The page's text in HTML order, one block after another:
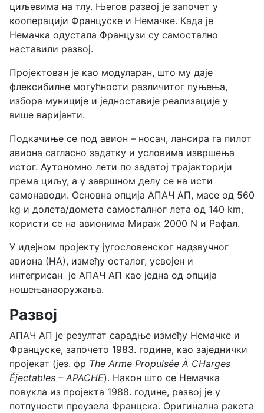
циљевима на тлу. Његов развој је започет у
кооперацији Француске и Немачке. Када је
Немачка одустала Французи су самостално
наставили развој.
Пројектован је као модуларан, што му даје
флексибилне могућности различитог пуњења,
избора муниције и једноставије реализације у
више варијанти.
Подкачиње се под авион – носач, лансира га пилот
авиона сагласно задатку и условима извршења
истог. Аутономно лети по задатој трајакторији
према циљу, а у завршном делу се на исти
самонаводи. Основна опција АПАЧ АП, масе од 560
kg и долета/домета самосталног лета од 140 km,
користи се на авионима Мираж 2000 N и Рафал.
У идејном пројекту југословенског надзвучног
авиона (НА), између осталог, усвојен и
интегрисан је АПАЧ АП као једна од опција
ношењанаоружања.
Развој
АПАЧ АП је резултат сарадње између Немачке и
Француске, започето 1983. године, као заједнички
пројекат (јез. фр The Arme Propulsée À CHarges
Éjectables – APACHE). Након што се Немачка
повукла из пројекта 1988. године, развој је у
потпуности преузела Францска. Оригинална ракета